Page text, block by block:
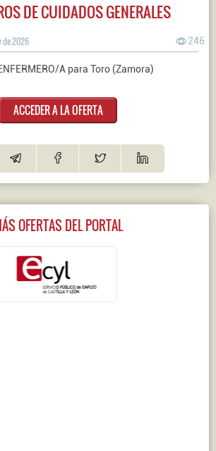
DE CUIDADOS GENERALES
de 2026 246
A para Toro (Zamora)
ACCEDER A LA OFERTA
OFERTAS DEL PORTAL